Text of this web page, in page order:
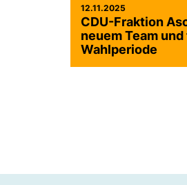
12.11.2025
CDU-Fraktion
neuem Team
Wahlperiode